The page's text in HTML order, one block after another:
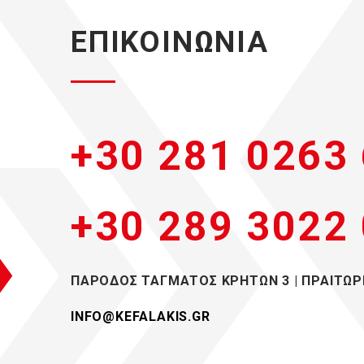
ΕΠΙΚΟΙΝΩΝΙΑ
+30 281 0263
+30 289 3022
ΠΑΡΟΔΟΣ ΤΑΓΜΑΤΟΣ ΚΡΗΤΩΝ 3 |
INFO@KEFALAKIS.GR